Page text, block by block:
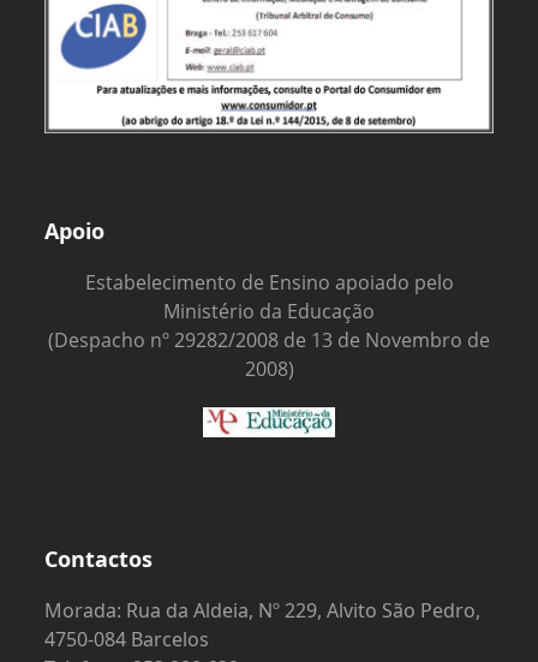
Apoio
Estabelecimento de Ensino apoiado pelo
Ministério da Educação
(Despacho nº 29282/2008 de 13 de Novembro de
2008)
Contactos
Morada: Rua da Aldeia, Nº 229, Alvito São Pedro,
4750-084 Barcelos